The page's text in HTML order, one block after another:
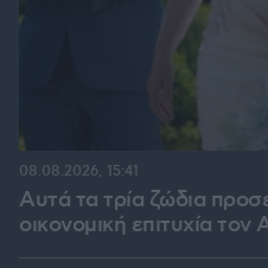
Αυτά τα τρία ζώδια
οικονομική επιτυχία
08.08.2026, 15:41